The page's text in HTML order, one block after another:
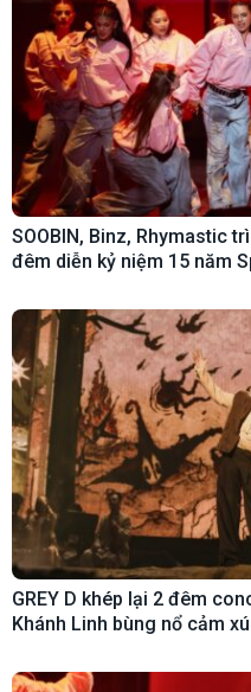
SOOBIN, Binz, Rhymastic
đêm diễn kỷ niệm 15 năm
GREY D khép lại 2 đêm
Khánh Linh bùng nổ cảm